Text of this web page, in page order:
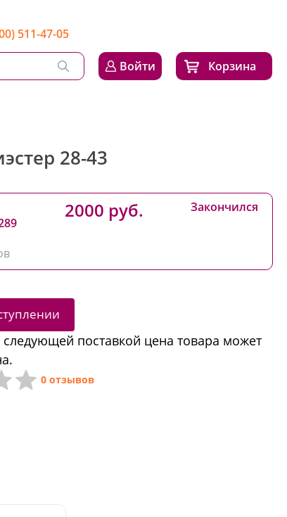
511-47-05
Войти Корзина
28-43
2000 руб. Закончился
поставкой цена товара может
0 отзывов